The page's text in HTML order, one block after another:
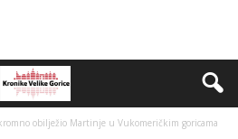
obilježio Martinje u Vukomeričkim goricama